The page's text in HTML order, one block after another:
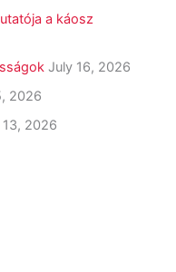
a káosz
July 16, 2026
2026
13, 2026